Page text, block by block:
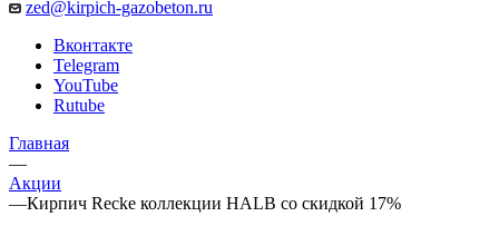
zed@kirpich-gazobeton.ru
Вконтакте
Telegram
YouTube
Rutube
Главная
—
Акции
—Кирпич Recke коллекции HALB со скидкой 17%